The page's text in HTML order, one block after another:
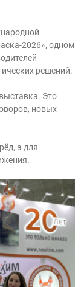
2026», одном
решений.
Это
новых
а для